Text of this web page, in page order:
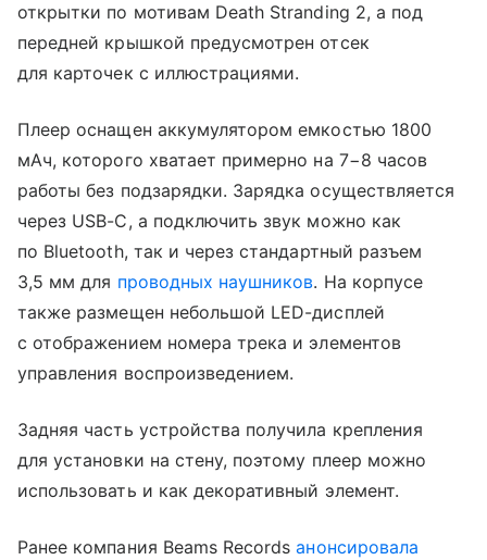
открытки по мотивам Death Stranding 2, а под
передней крышкой предусмотрен отсек
для карточек с иллюстрациями.
Плеер оснащен аккумулятором емкостью 1800
мАч, которого хватает примерно на 7−8 часов
работы без подзарядки. Зарядка осуществляется
через USB-C, а подключить звук можно как
по Bluetooth, так и через стандартный разъем
3,5 мм для проводных наушников. На корпусе
также размещен небольшой LED-дисплей
с отображением номера трека и элементов
управления воспроизведением.
Задняя часть устройства получила крепления
для установки на стену, поэтому плеер можно
использовать и как декоративный элемент.
Ранее компания Beams Recordsанонсировала